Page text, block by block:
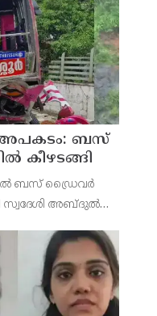
അപകടം: ബസ്
കീഴടങ്ങി
ബസ് ഡ്രൈവർ
സ്വദേശി അബ്ദുൽ